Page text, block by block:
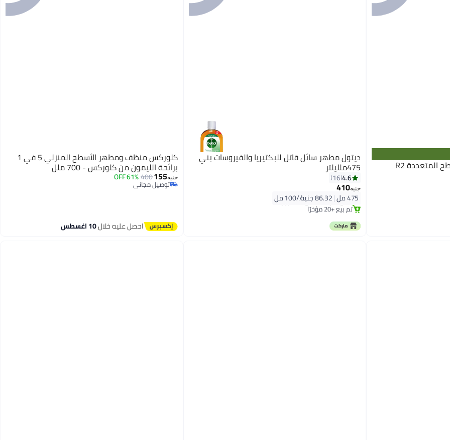
دايفرسي منظف معقم للأسطح المتعددة R2
ديتول مطهر سائل قاتل للبكتيريا والفيروسات بني
475ملليلتر
4.6
16
جنيه410
475 مل | #2 في مطهرات البقالة
باقي 2 وحدات في المخزون
تم بيع +20 مؤخرًا
#2 في مطهرات البقالة
كلوركس منظف ومطهر الأسطح المنزلي 5 في 1
برائحة الليمون من كلوركس - 700 ملل
جنيه155
400
61% OFF
توصيل مجاني
توصيل مجاني
احصل عليه خلال10 اغسطس